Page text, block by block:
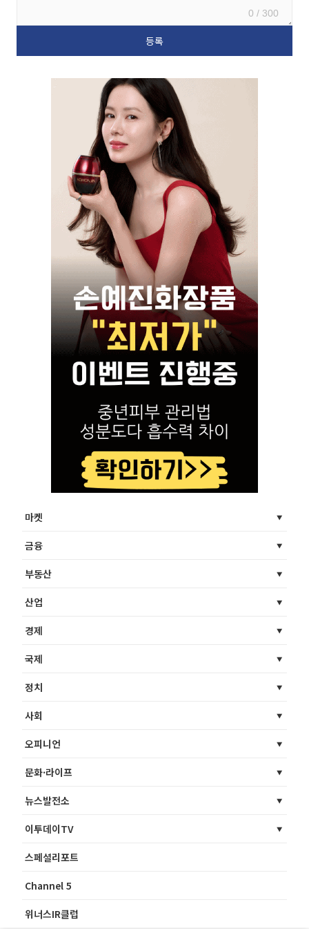
0 / 300
마켓
금융
부동산
산업
경제
국제
정치
사회
오피니언
문화·라이프
뉴스발전소
이투데이TV
스페셜리포트
Channel 5
위너스IR클럽